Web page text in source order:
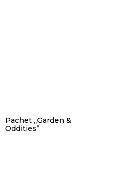
Pachet „Garden &
Oddities”